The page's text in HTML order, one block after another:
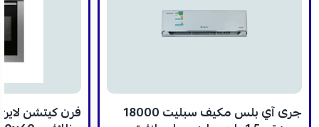
جرى آي بلس مكيف سبليت 18000